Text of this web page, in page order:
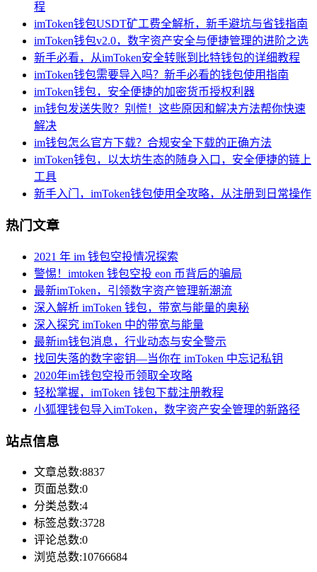
程
imToken钱包USDT矿工费全解析，新手避坑与省钱指南
imToken钱包v2.0，数字资产安全与便捷管理的进阶之选
新手必看，从imToken安全转账到比特钱包的详细教程
imToken钱包需要导入吗？新手必看的钱包使用指南
imToken钱包，安全便捷的加密货币授权利器
im钱包发送失败？别慌！这些原因和解决方法帮你快速
解决
im钱包怎么官方下载？合规安全下载的正确方法
imToken钱包，以太坊生态的随身入口，安全便捷的链上
工具
新手入门，imToken钱包使用全攻略，从注册到日常操作
热门文章
2021 年 im 钱包空投情况探索
警惕！imtoken 钱包空投 eon 币背后的骗局
最新imToken，引领数字资产管理新潮流
深入解析 imToken 钱包，带宽与能量的奥秘
深入探究 imToken 中的带宽与能量
最新im钱包消息，行业动态与安全警示
找回失落的数字密钥—当你在 imToken 中忘记私钥
2020年im钱包空投币领取全攻略
轻松掌握，imToken 钱包下载注册教程
小狐狸钱包导入imToken，数字资产安全管理的新路径
站点信息
文章总数:8837
页面总数:0
分类总数:4
标签总数:3728
评论总数:0
浏览总数:10766684